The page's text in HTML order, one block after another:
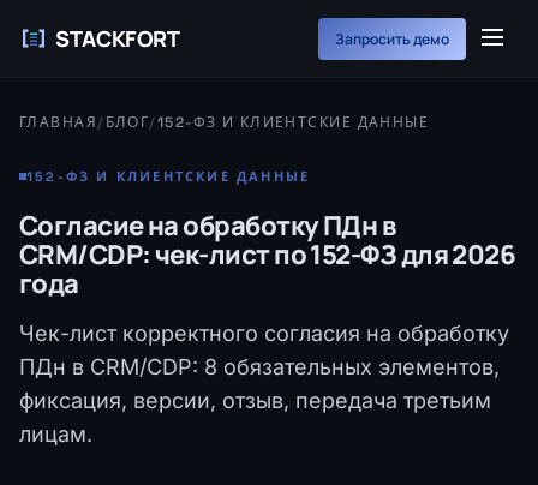
STACKFORT Запросить демо
ГЛАВНАЯ/ БЛОГ/152-ФЗ И КЛИЕНТСКИЕ ДАННЫЕ
152-ФЗ И КЛИЕНТСКИЕ ДАННЫЕ
Согласие на обработку ПДн в
CRM/CDP: чек-лист по 152-ФЗ для 2026
года
Чек-лист корректного согласия на обработку
ПДн в CRM/CDP: 8 обязательных элементов,
фиксация, версии, отзыв, передача третьим
лицам.